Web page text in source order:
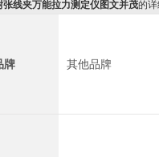
张线夹万能拉力测定仪图文并茂的
牌 其他品牌